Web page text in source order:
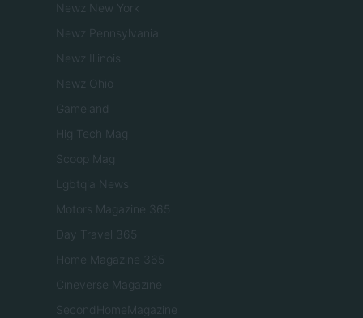
Newz New York
Newz Pennsylvania
Newz Illinois
Newz Ohio
Gameland
Hig Tech Mag
Scoop Mag
Lgbtqia News
Motors Magazine 365
Day Travel 365
Home Magazine 365
Cineverse Magazine
SecondHomeMagazine